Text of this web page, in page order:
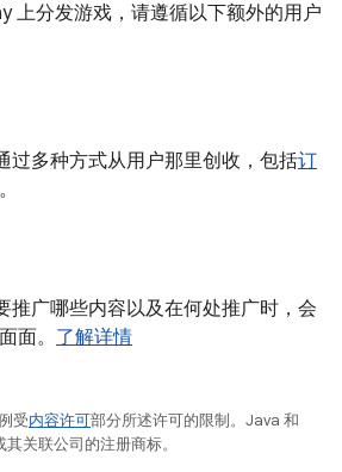
上分发游戏，请遵循以下额外的用户
过多种方式从用户那里创收，包括订
。
推广哪些内容以及在何处推广时，会
面。 了解详情
受内容许可部分所述许可的限制。Java 和
关联公司的注册商标。